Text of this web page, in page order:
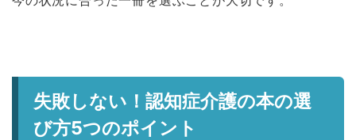
失敗しない！認知症介護の本の選
び方5つのポイント